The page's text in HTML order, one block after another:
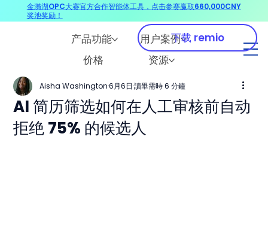
产品功能
用户案例
价格
资源
下载 remio
AI 简历筛选如何在人工审核前自动
拒绝 75% 的候选人
Aisha Washington 6月6日 讀畢需時 6 分鐘
金漪湖OPC大赛官方合作智能体工具，点击参赛赢取660,000CNY
奖池奖励！